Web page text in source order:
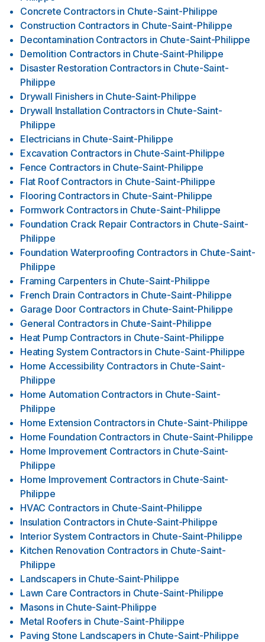
Concrete Contractors in Chute-Saint-Philippe
Construction Contractors in Chute-Saint-Philippe
Decontamination Contractors in Chute-Saint-Philippe
Demolition Contractors in Chute-Saint-Philippe
Disaster Restoration Contractors in Chute-Saint-
Philippe
Drywall Finishers in Chute-Saint-Philippe
Drywall Installation Contractors in Chute-Saint-
Philippe
Electricians in Chute-Saint-Philippe
Excavation Contractors in Chute-Saint-Philippe
Fence Contractors in Chute-Saint-Philippe
Flat Roof Contractors in Chute-Saint-Philippe
Flooring Contractors in Chute-Saint-Philippe
Formwork Contractors in Chute-Saint-Philippe
Foundation Crack Repair Contractors in Chute-Saint-
Philippe
Foundation Waterproofing Contractors in Chute-Saint-
Philippe
Framing Carpenters in Chute-Saint-Philippe
French Drain Contractors in Chute-Saint-Philippe
Garage Door Contractors in Chute-Saint-Philippe
General Contractors in Chute-Saint-Philippe
Heat Pump Contractors in Chute-Saint-Philippe
Heating System Contractors in Chute-Saint-Philippe
Home Accessibility Contractors in Chute-Saint-
Philippe
Home Automation Contractors in Chute-Saint-
Philippe
Home Extension Contractors in Chute-Saint-Philippe
Home Foundation Contractors in Chute-Saint-Philippe
Home Improvement Contractors in Chute-Saint-
Philippe
Home Improvement Contractors in Chute-Saint-
Philippe
HVAC Contractors in Chute-Saint-Philippe
Insulation Contractors in Chute-Saint-Philippe
Interior System Contractors in Chute-Saint-Philippe
Kitchen Renovation Contractors in Chute-Saint-
Philippe
Landscapers in Chute-Saint-Philippe
Lawn Care Contractors in Chute-Saint-Philippe
Masons in Chute-Saint-Philippe
Metal Roofers in Chute-Saint-Philippe
Paving Stone Landscapers in Chute-Saint-Philippe